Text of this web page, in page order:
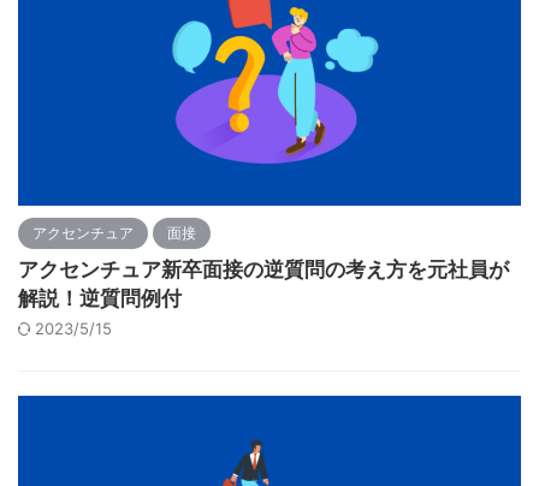
アクセンチュア 面接
アクセンチュア新卒面接の逆質問の考え方を元社員が
解説！逆質問例付
2023/5/15